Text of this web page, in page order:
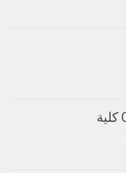
إعلان عن استشارة رقم :03/2025 كلية